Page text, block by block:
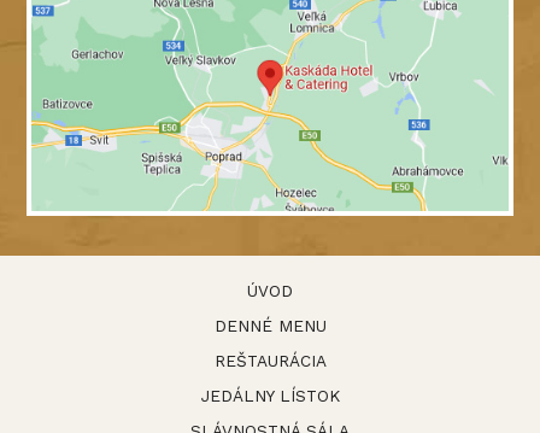
ÚVOD
DENNÉ MENU
REŠTAURÁCIA
JEDÁLNY LÍSTOK